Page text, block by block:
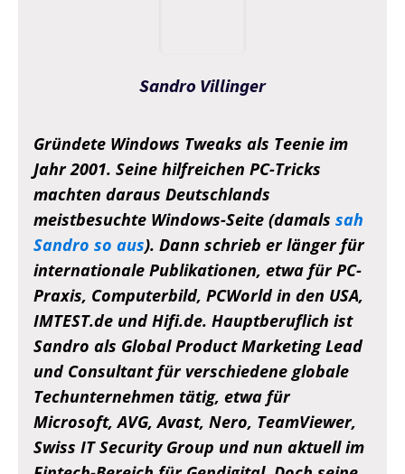
Sandro Villinger
Gründete Windows Tweaks als Teenie im
Jahr 2001. Seine hilfreichen PC-Tricks
machten daraus Deutschlands
meistbesuchte Windows-Seite (damals sah
Sandro so aus). Dann schrieb er länger für
internationale Publikationen, etwa für PC-
Praxis, Computerbild, PCWorld in den USA,
IMTEST.de und Hifi.de. Hauptberuflich ist
Sandro als Global Product Marketing Lead
und Consultant für verschiedene globale
Techunternehmen tätig, etwa für
Microsoft, AVG, Avast, Nero, TeamViewer,
Swiss IT Security Group und nun aktuell im